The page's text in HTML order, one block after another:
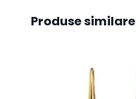
Produse similare